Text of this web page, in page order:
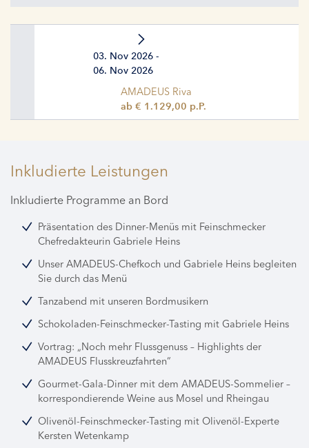
03. Nov 2026 -
06. Nov 2026
AMADEUS Riva
ab € 1.129,00 p.P.
Inkludierte Leistungen
Inkludierte Programme an Bord
Präsentation des Dinner-Menüs mit Feinschmecker
Chefredakteurin Gabriele Heins
Unser AMADEUS-Chefkoch und Gabriele Heins begleiten
Sie durch das Menü
Tanzabend mit unseren Bordmusikern
Schokoladen-Feinschmecker-Tasting mit Gabriele Heins
Vortrag: „Noch mehr Flussgenuss – Highlights der
AMADEUS Flusskreuzfahrten“
Gourmet-Gala-Dinner mit dem AMADEUS-Sommelier –
korrespondierende Weine aus Mosel und Rheingau
Olivenöl-Feinschmecker-Tasting mit Olivenöl-Experte
Kersten Wetenkamp